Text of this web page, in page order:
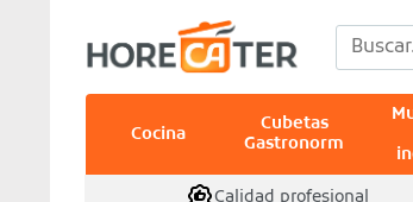
contenido
Buscar
por:
Cocina
Cubetas
Gastronorm